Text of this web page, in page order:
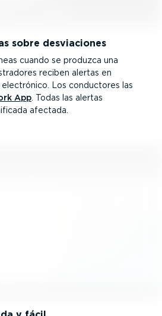
sobre desvia­ciones
cuando se produzca una
reciben alertas en
Los conductores las
App. Todas las alertas
afectada.